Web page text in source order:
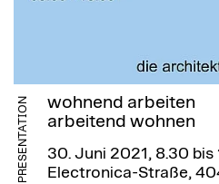
PRESENTATION
wohnend arbeiten
arbeitend wohnen
30. Juni 2021, 8.30 bis
Electronica-Straße,